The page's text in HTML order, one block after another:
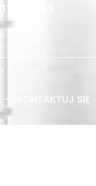
- SKONTAKTUJ SIĘ